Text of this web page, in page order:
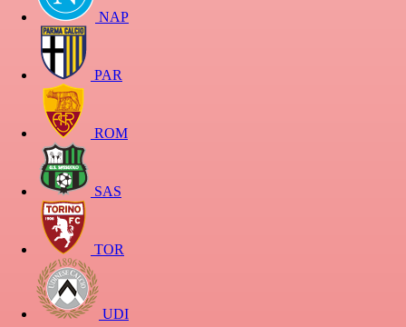
NAP
PAR
ROM
SAS
TOR
UDI